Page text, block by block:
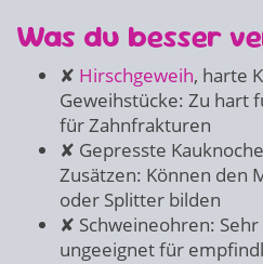
Was du besser
✘ Hirschgeweih, harte
Geweihstücke: Zu hart
für Zahnfrakturen
✘ Gepresste
Zusätzen: Können den
oder Splitter bilden
✘ Schweineohren:
ungeeignet für